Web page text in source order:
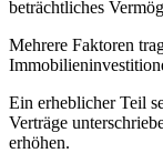
beträchtliches
Mehrere Faktoren
Ein erheblicher Teil
Verträge
erhöhen.